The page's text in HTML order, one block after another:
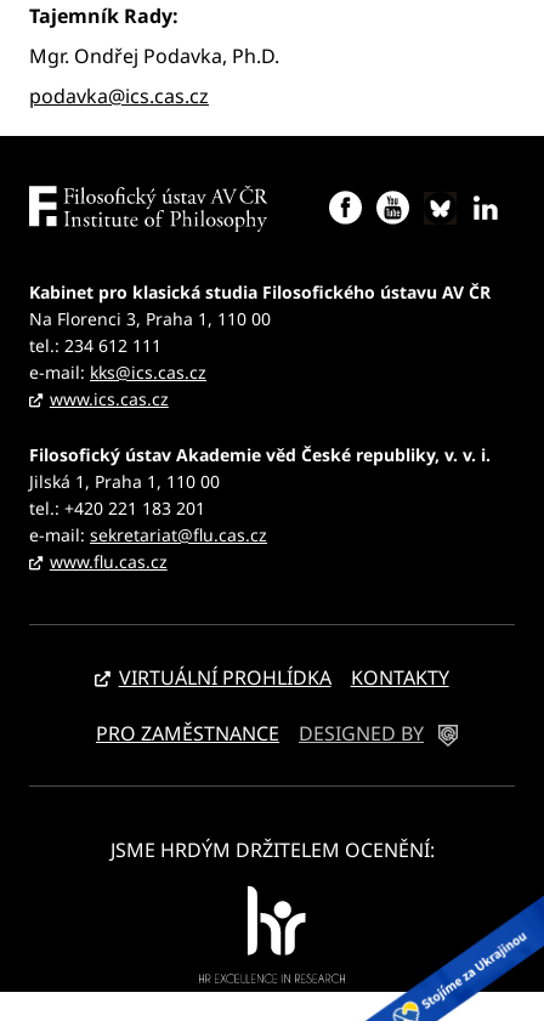
Tajemník Rady:
Mgr. Ondřej Podavka, Ph.D.
podavka@ics.cas.cz
Kabinet pro klasická studia Filosofického ústavu AV ČR
Na Florenci 3, Praha 1, 110 00
tel.: 234 612 111
e-mail: kks@ics.cas.cz
www.ics.cas.cz
Filosofický ústav Akademie věd České republiky, v. v. i.
Jilská 1, Praha 1, 110 00
tel.: +420 221 183 201
e-mail: sekretariat@flu.cas.cz
www.flu.cas.cz
VIRTUÁLNÍ PROHLÍDKA KONTAKTY
PRO ZAMĚSTNANCE DESIGNED BY
JSME HRDÝM DRŽITELEM OCENĚNÍ: